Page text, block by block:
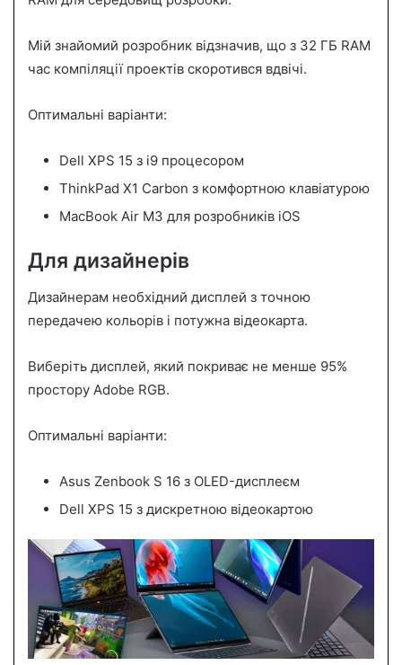
Мій знайомий розробник відзначив, що з 32 ГБ RAM
час компіляції проектів скоротився вдвічі.
Оптимальні варіанти:
Dell XPS 15 з i9 процесором
ThinkPad X1 Carbon з комфортною клавіатурою
MacBook Air M3 для розробників iOS
Для дизайнерів
Дизайнерам необхідний дисплей з точною
передачею кольорів і потужна відеокарта.
Виберіть дисплей, який покриває не менше 95%
простору Adobe RGB.
Оптимальні варіанти:
Asus Zenbook S 16 з OLED-дисплеєм
Dell XPS 15 з дискретною відеокартою